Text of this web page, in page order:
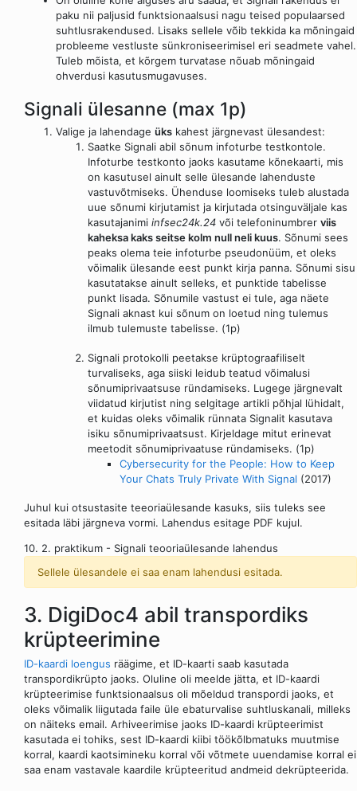
paku nii paljusid funktsionaalsusi nagu teised populaarsed
suhtlusrakendused. Lisaks sellele võib tekkida ka mõningaid
probleeme vestluste sünkroniseerimisel eri seadmete vahel.
Tuleb mõista, et kõrgem turvatase nõuab mõningaid
ohverdusi kasutusmugavuses.
Signali ülesanne (max 1p)
Valige ja lahendage üks kahest järgnevast ülesandest:
Saatke Signali abil sõnum infoturbe testkontole.
Infoturbe testkonto jaoks kasutame kõnekaarti, mis
on kasutusel ainult selle ülesande lahenduste
vastuvõtmiseks. Ühenduse loomiseks tuleb alustada
uue sõnumi kirjutamist ja kirjutada otsinguväljale kas
kasutajanimi infsec24k.24 või telefoninumbrer viis
kaheksa kaks seitse kolm null neli kuus. Sõnumi sees
peaks olema teie infoturbe pseudonüüm, et oleks
võimalik ülesande eest punkt kirja panna. Sõnumi sisu
kasutatakse ainult selleks, et punktide tabelisse
punkt lisada. Sõnumile vastust ei tule, aga näete
Signali aknast kui sõnum on loetud ning tulemus
ilmub tulemuste tabelisse. (1p)
Signali protokolli peetakse krüptograafiliselt
turvaliseks, aga siiski leidub teatud võimalusi
sõnumiprivaatsuse ründamiseks. Lugege järgnevalt
viidatud kirjutist ning selgitage artikli põhjal lühidalt,
et kuidas oleks võimalik rünnata Signalit kasutava
isiku sõnumiprivaatsust. Kirjeldage mitut erinevat
meetodit sõnumiprivaatuse ründamiseks. (1p)
Cybersecurity for the People: How to Keep
Your Chats Truly Private With Signal (2017)
Juhul kui otsustasite teeoriaülesande kasuks, siis tuleks see
esitada läbi järgneva vormi. Lahendus esitage PDF kujul.
10. 2. praktikum - Signali teooriaülesande lahendus
Sellele ülesandele ei saa enam lahendusi esitada.
3. DigiDoc4 abil transpordiks
krüpteerimine
ID-kaardi loengus räägime, et ID-kaarti saab kasutada
transpordikrüpto jaoks. Oluline oli meelde jätta, et ID-kaardi
krüpteerimise funktsionaalsus oli mõeldud transpordi jaoks, et
oleks võimalik liigutada faile üle ebaturvalise suhtluskanali, milleks
on näiteks email. Arhiveerimise jaoks ID-kaardi krüpteerimist
kasutada ei tohiks, sest ID-kaardi kiibi töökõlbmatuks muutmise
korral, kaardi kaotsimineku korral või võtmete uuendamise korral ei
saa enam vastavale kaardile krüpteeritud andmeid dekrüpteerida.